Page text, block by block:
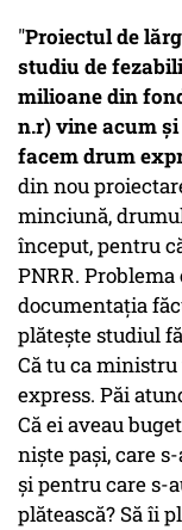
"Proiectul de
studiu de
milioane din
n.r) vine acum
facem drum
din nou
minciună,
început, pentru
PNRR.
documentaţia
plăteşte studiul
Că tu ca
express. Păi
Că ei aveau
nişte paşi, care
şi pentru care s-
plătească? Să îi